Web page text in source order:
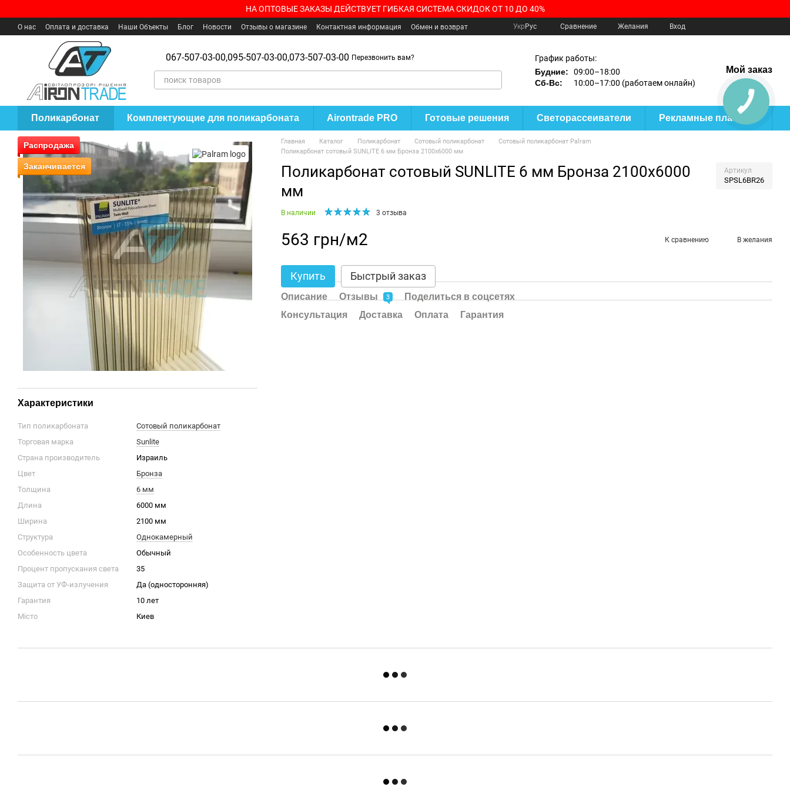
НА ОПТОВЫЕ ЗАКАЗЫ ДЕЙСТВУЕТ ГИБКАЯ СИСТЕМА СКИДОК ОТ 10 ДО 40%
О нас Оплата и доставка Наши Объекты Блог Новости Отзывы о магазине Контактная информация
Обмен и возврат
Укр Рус Сравнение Желания Вход
067-507-03-00,095-507-03-00,073-507-03-00 Перезвонить вам?
График работы:
Будние:
09:00–18:00
Сб-Вс:
10:00–17:00 (работаем онлайн)
Мой заказ
Поликарбонат Комплектующие для поликарбоната Airontrade PRO Готовые решения Светорассеиватели Рекламные пластики
Распродажа
Заканчивается
Характеристики
Тип поликарбоната
Сотовый поликарбонат
Торговая марка
Sunlite
Страна производитель
Израиль
Цвет
Бронза
Толщина
6 мм
Длина
6000 мм
Ширина
2100 мм
Структура
Однокамерный
Особенность цвета
Обычный
Процент пропускания света
35
Защита от УФ-излучения
Да (односторонняя)
Гарантия
10 лет
Місто
Киев
Главная Каталог Поликарбонат Сотовый поликарбонат
Сотовый поликарбонат Palram
Поликарбонат сотовый SUNLITE 6 мм Бронза 2100x6000 мм
Поликарбонат сотовый SUNLITE 6 мм Бронза 2100x6000
мм
Артикул
SPSL6BR26
В наличии 3 отзыва
563 грн/м2 К сравнению В желания
Купить Быстрый заказ
Описание Отзывы 3
Поделиться в соцсетях
Консультация
Доставка Оплата Гарантия